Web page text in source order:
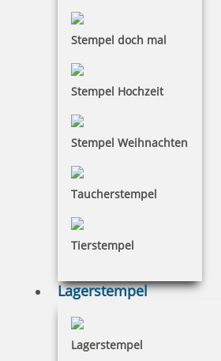
Stempel doch mal
Stempel Hochzeit
Stempel Weihnachten
Taucherstempel
Tierstempel
Lagerstempel
Lagerstempel
Trodat Classic Datumstempel
Jetzt gestalten